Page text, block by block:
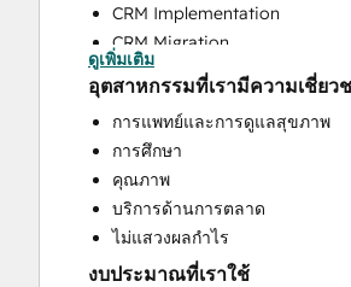
CRM Implementation
CRM Migration
Custom API Integrations
Customer Marketing
Email Marketing
Full Inbound Marketing
HubSpot Onboarding
Search Engine Optimization
Social Media
Website Design
ดูเพิ่มเติม
อุตสาหกรรมที่เรามีความเชี่ยว
การแพทย์และการดูแลสุขภาพ
การศึกษา
คุณภาพ
บริการด้านการตลาด
ไม่แสวงผลกำไร
งบประมาณที่เราใช้